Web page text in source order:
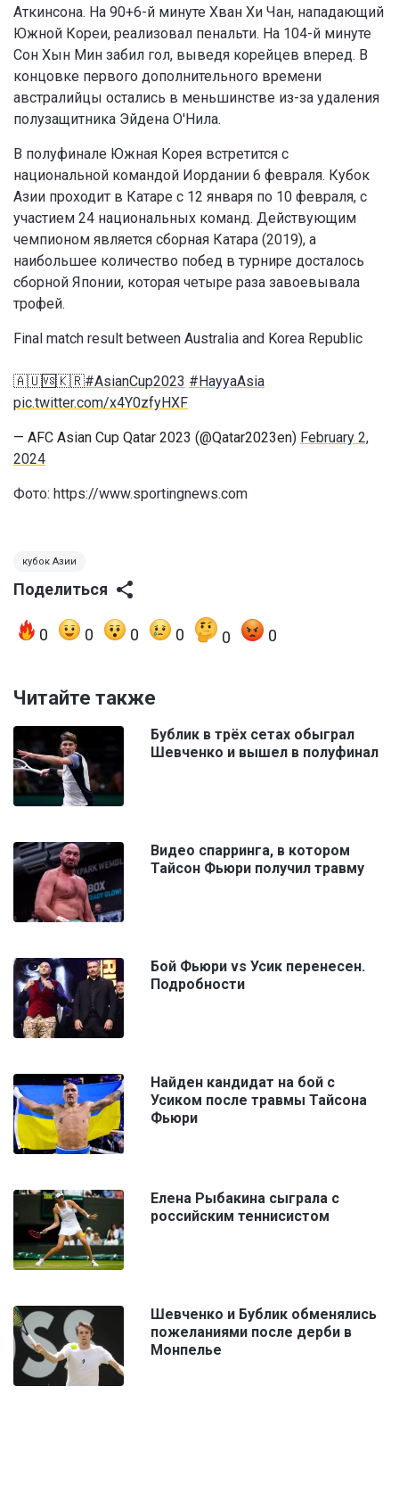
Аткинсона. На 90+6-й минуте Хван Хи Чан, нападающий
Южной Кореи, реализовал пенальти. На 104-й минуте
Сон Хын Мин забил гол, выведя корейцев вперед. В
концовке первого дополнительного времени
австралийцы остались в меньшинстве из-за удаления
полузащитника Эйдена О'Нила.
В полуфинале Южная Корея встретится с
национальной командой Иордании 6 февраля. Кубок
Азии проходит в Катаре с 12 января по 10 февраля, с
участием 24 национальных команд. Действующим
чемпионом является сборная Катара (2019), а
наибольшее количество побед в турнире досталось
сборной Японии, которая четыре раза завоевывала
трофей.
Final match result between Australia and Korea Republic
🇦🇺🆚🇰🇷#AsianCup2023 #HayyaAsia
pic.twitter.com/x4Y0zfyHXF
— AFC Asian Cup Qatar 2023 (@Qatar2023en) February 2,
2024
Фото: https://www.sportingnews.com
кубок Азии
Поделиться
0 0 0 0 0 0
Читайте также
Бублик в трёх сетах обыграл
Шевченко и вышел в полуфинал
Видео спарринга, в котором
Тайсон Фьюри получил травму
Бой Фьюри vs Усик перенесен.
Подробности
Найден кандидат на бой с
Усиком после травмы Тайсона
Фьюри
Елена Рыбакина сыграла с
российским теннисистом
Шевченко и Бублик обменялись
пожеланиями после дерби в
Монпелье